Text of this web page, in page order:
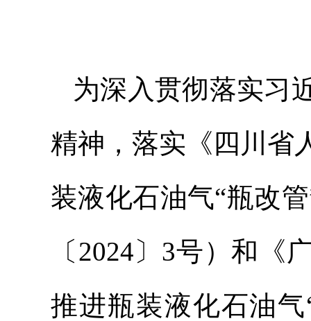
为深入贯彻落实习
精神，落实《四川省
装液化石油气“瓶改
〔2024〕3号）和
推进瓶装液化石油